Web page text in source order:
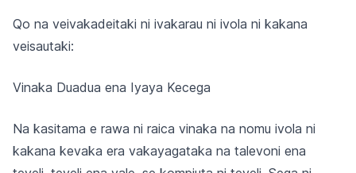
Qo na veivakadeitaki ni ivakarau ni ivola ni kakana
veisautaki:
Vinaka Duadua ena Iyaya Kecega
Na kasitama e rawa ni raica vinaka na nomu ivola ni
kakana kevaka era vakayagataka na talevoni ena